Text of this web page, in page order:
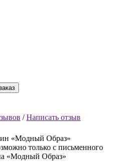
/Написать отзыв
«Модный Образ»
только с письменного
«Модный Образ»